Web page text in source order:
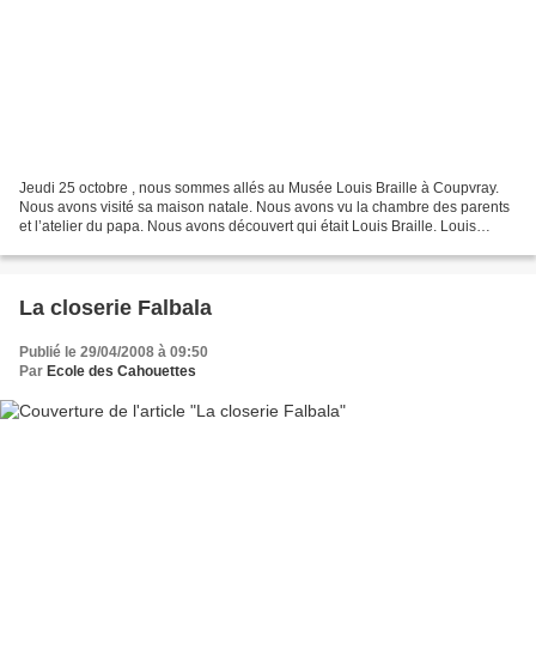
Jeudi 25 octobre , nous sommes allés au Musée Louis Braille à Coupvray.
Nous avons visité sa maison natale. Nous avons vu la chambre des parents
et l’atelier du papa. Nous avons découvert qui était Louis Braille. Louis
La closerie Falbala
Publié le 29/04/2008 à 09:50
Par Ecole des Cahouettes